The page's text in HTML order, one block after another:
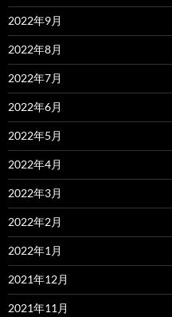
2022年9月
2022年8月
2022年7月
2022年6月
2022年5月
2022年4月
2022年3月
2022年2月
2022年1月
2021年12月
2021年11月